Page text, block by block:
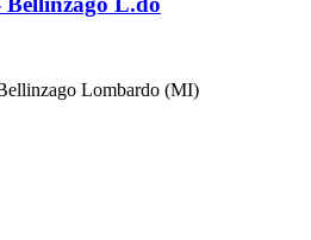
Lombardo (MI)